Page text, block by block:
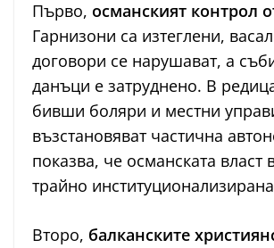
Първо, османският контрол
Гарнизони са изтеглени,
договори се нарушават, а
данъци е затруднено. В
бивши боляри и местни
възстановяват частична
показва, че османската власт
трайно
Второ, балканските